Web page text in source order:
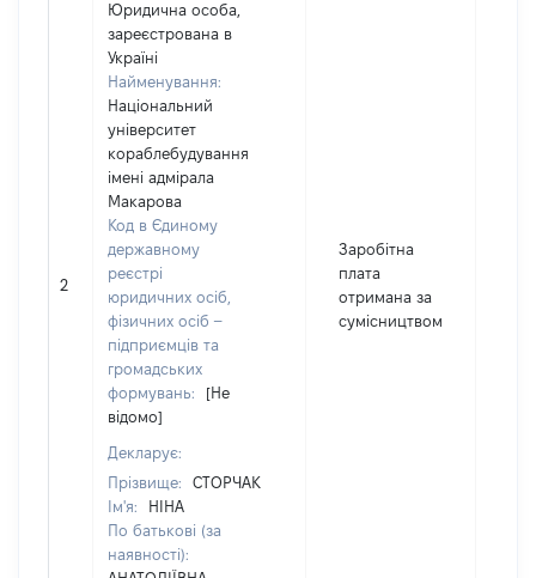
2
Юридична особа,
зареєстрована в
Україні
Найменування:
Національний
університет
кораблебудування
імені адмірала
Макарова
Код в Єдиному
державному
реєстрі
юридичних осіб,
фізичних осіб –
підприємців та
громадських
формувань:
[Не
відомо]
Декларує:
Прізвище:
СТОРЧАК
Ім'я:
НІНА
По батькові (за
наявності):
Заробітна
плата
отримана за
сумісництвом